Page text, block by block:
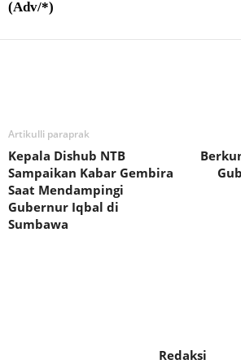
(Adv/*)
Artikulli paraprak
Kepala Dishub NTB
Sampaikan Kabar Gembira
Saat Mendampingi
Gubernur Iqbal di
Sumbawa
Redaksi